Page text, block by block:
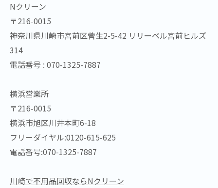
Nクリーン
〒216-0015
神奈川県川崎市宮前区菅生2-5-42 リリーベル宮前ヒルズ
314
電話番号 : 070-1325-7887
横浜営業所
〒216-0015
横浜市旭区川井本町6-18
フリーダイヤル:0120-615-625
電話番号:070-1325-7887
川崎で不用品回収ならNクリーン